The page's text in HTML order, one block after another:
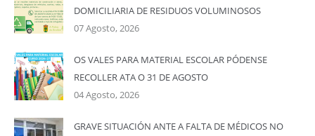
DOMICILIARIA DE RESIDUOS VOLUMINOSOS
07 Agosto, 2026
OS VALES PARA MATERIAL ESCOLAR PÓDENSE
RECOLLER ATA O 31 DE AGOSTO
04 Agosto, 2026
GRAVE SITUACIÓN ANTE A FALTA DE MÉDICOS NO